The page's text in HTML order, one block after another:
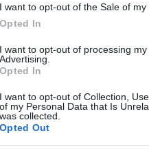
I want to opt-out of the Sale of my
Opted In
I want to opt-out of processing
Advertising.
Opted In
I want to opt-out of Collection,
of my Personal Data that Is
was collected.
Opted Out
és
vel.